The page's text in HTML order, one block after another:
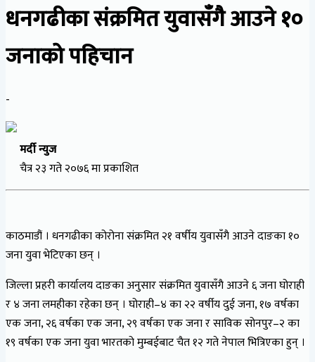
धनगढीका संक्रमित युवासँगै आउने १०
जनाको पहिचान
-
मर्दी न्युज
चैत्र २३ गते २०७६ मा प्रकाशित
काठमाडौं । धनगढीका कोरोना संक्रमित २१ वर्षीय युवासँगै आउने दाङका १०
जना युवा भेटिएका छन् ।
जिल्ला प्रहरी कार्यालय दाङका अनुसार संक्रमित युवासँगै आउने ६ जना घोराही
र ४ जना लमहीका रहेका छन् । घोराही–४ का २२ वर्षीय दुई जना, १७ वर्षका
एक जना, २६ वर्षका एक जना, २९ वर्षका एक जना र साविक सोनपुर–२ का
१९ वर्षका एक जना युवा भारतको मुम्बईबाट चैत १२ गते नेपाल भित्रिएका हुन् ।